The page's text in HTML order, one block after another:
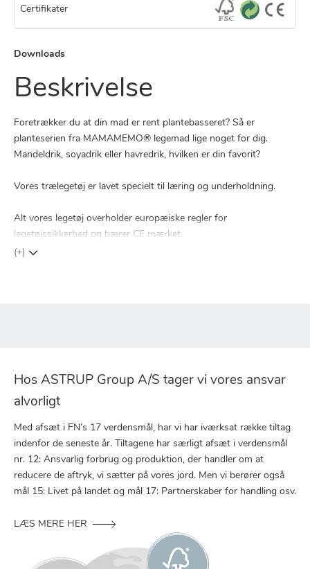
Certifikater
Downloads
Beskrivelse
Foretrækker du at din mad er rent plantebasseret? Så er
planteserien fra MAMAMEMO® legemad lige noget for dig.
Mandeldrik, soyadrik eller havredrik, hvilken er din favorit?
Vores trælegetøj er lavet specielt til læring og underholdning.
Alt vores legetøj overholder europæiske regler for
legetøjssikkerhed og bærer CE mærket.
(+)
Hos ASTRUP Group A/S tager vi vores ansvar
alvorligt
Med afsæt i FN’s 17 verdensmål, har vi har iværksat række tiltag
indenfor de seneste år. Tiltagene har særligt afsæt i verdensmål
nr. 12: Ansvarlig forbrug og produktion, der handler om at
reducere de aftryk, vi sætter på vores jord. Men vi berører også
mål 15: Livet på landet og mål 17: Partnerskaber for handling osv.
LÆS MERE HER